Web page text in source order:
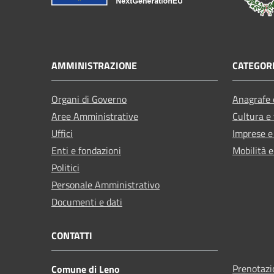
AMMINISTRAZIONE
Organi di Governo
Aree Amministrative
Uffici
Enti e fondazioni
Politici
Personale Amministrativo
Documenti e dati
Cultura
Imprese
Mobilità
CONTATTI
Comune di Leno